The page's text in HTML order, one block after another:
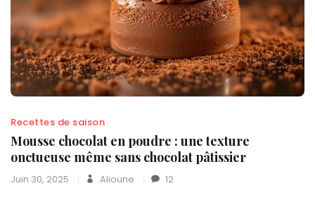
Recettes de saison
Mousse chocolat en poudre : une texture
onctueuse même sans chocolat pâtissier
Juin 30, 2025 Alioune 12